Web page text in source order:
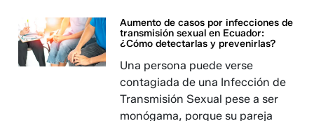
Aumento de casos por infecciones de
transmisión sexual en Ecuador:
¿Cómo detectarlas y prevenirlas?
Una persona puede verse
contagiada de una Infección de
Transmisión Sexual pese a ser
monógama, porque su pareja